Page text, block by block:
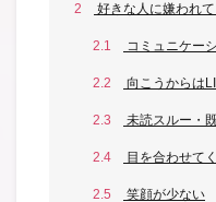
2 好きな人に嫌われ
2.1 コミュニケー
2.2 向こうからは
2.3 未読スルー・
2.4 目を合わせて
2.5 笑顔が少ない